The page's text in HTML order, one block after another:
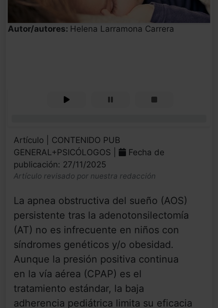
Autor/autores: Helena Larramona Carrera
Artículo | CONTENIDO PUB
GENERAL+PSICÓLOGOS |
Fecha de
publicación: 27/11/2025
Artículo revisado por nuestra redacción
La apnea obstructiva del sueño (AOS)
persistente tras la adenotonsilectomía
(AT) no es infrecuente en niños con
síndromes genéticos y/o obesidad.
Aunque la presión positiva continua
en la vía aérea (CPAP) es el
tratamiento estándar, la baja
adherencia pediátrica limita su eficacia